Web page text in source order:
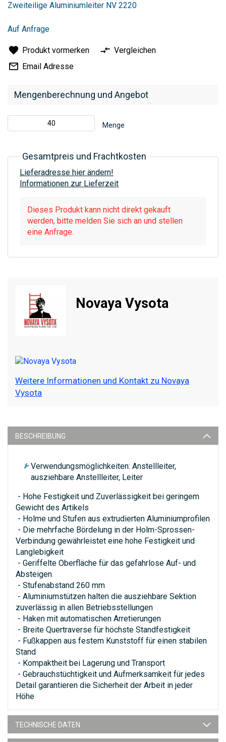
der
springen
Mengenberechnung und Angebot
Menge
Gesamtpreis und Frachtkosten
Lieferadresse hier ändern!
Informationen zur Lieferzeit
Dieses Produkt kann nicht direkt gekauft
werden, bitte melden Sie sich an und stellen
eine Anfrage.
Novaya Vysota
Weitere Informationen und Kontakt zu Novaya
Vysota
Zweiteilige Aluminiumleiter NV 2220
Auf Anfrage
Produkt vormerken
Vergleichen
Email Adresse
BESCHREIBUNG
Verwendungsmöglichkeiten: Anstellleiter,
ausziehbare Anstellleiter, Leiter
- Hohe Festigkeit und Zuverlässigkeit bei geringem
Gewicht des Artikels
- Holme und Stufen aus extrudierten Aluminiumprofilen
- Die mehrfache Bördelung in der Holm-Sprossen-
Verbindung gewährleistet eine hohe Festigkeit und
Langlebigkeit
- Geriffelte Oberfläche für das gefahrlose Auf- und
Absteigen
- Stufenabstand 260 mm
- Aluminiumstützen halten die ausziehbare Sektion
zuverlässig in allen Betriebsstellungen
- Haken mit automatischen Arretierungen
- Breite Quertraverse für höchste Standfestigkeit
- Fußkappen aus festem Kunststoff für einen stabilen
Stand
- Kompaktheit bei Lagerung und Transport
- Gebrauchstüchtigkeit und Aufmerksamkeit für jedes
Detail garantieren die Sicherheit der Arbeit in jeder
Höhe
TECHNISCHE DATEN